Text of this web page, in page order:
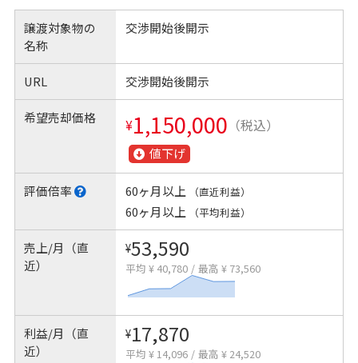
譲渡対象物の
名称
交渉開始後開示
URL 交渉開始後開示
希望売却価格 ¥1,150,000 （税込）
値下げ
評価倍率 60ヶ月以上 （直近利益）
60ヶ月以上 （平均利益）
売上/月（直
近）
¥53,590
平均 ¥ 40,780 / 最高 ¥ 73,560
利益/月（直
近）
¥17,870
平均 ¥ 14,096 / 最高 ¥ 24,520